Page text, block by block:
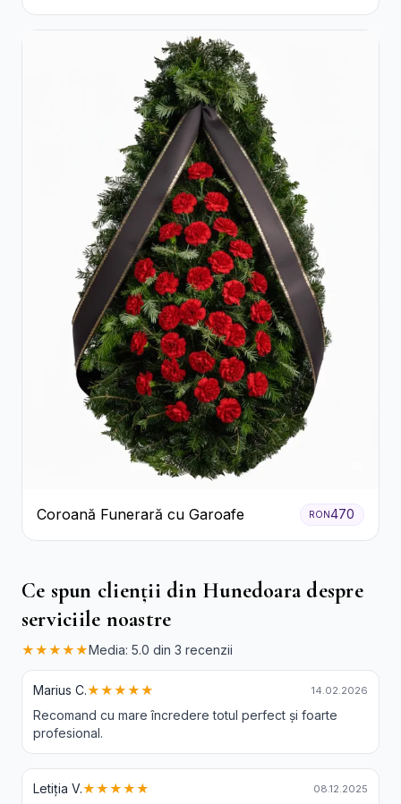
Crini
Coroană Funerară cu Garoafe RON470
Ce spun clienții din Hunedoara despre
serviciile noastre
★★★★★Media: 5.0 din 3 recenzii
Marius C.★★★★★ 14.02.2026
Recomand cu mare încredere totul perfect și foarte
profesional.
Letiția V.★★★★★ 08.12.2025